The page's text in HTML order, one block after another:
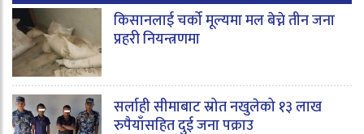
किसानलाई चर्को मूल्यमा मल बेच्ने तीन जना
प्रहरी नियन्त्रणमा
सर्लाही सीमाबाट स्रोत नखुलेको १३ लाख
रुपैयाँसहित दुई जना पक्राउ